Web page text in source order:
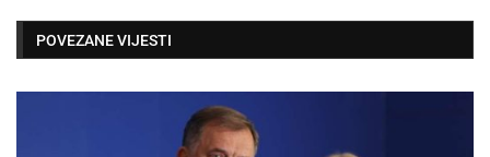
POVEZANE VIJESTI